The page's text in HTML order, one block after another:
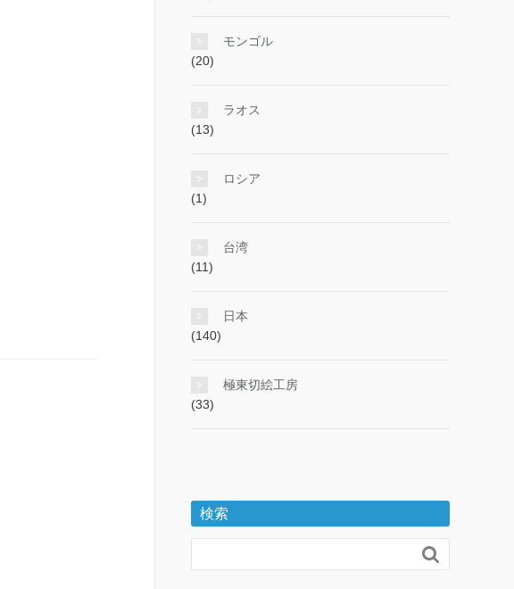
モンゴル
(20)
ラオス
(13)
ロシア
(1)
台湾
(11)
日本
(140)
極東切絵工房
(33)
検索
